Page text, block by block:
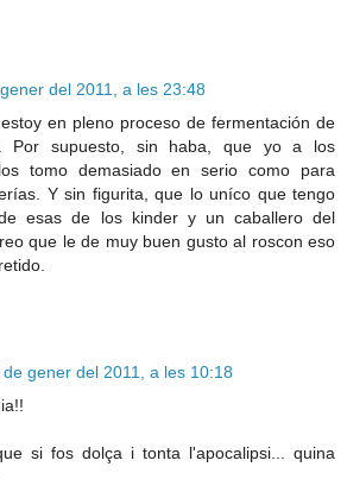
del 2011, a les 23:48
en pleno proceso de fermentación de
Por supuesto, sin haba, que yo a los
tomo demasiado en serio como para
Y sin figurita, que lo uníco que tengo
esas de los kinder y un caballero del
que le de muy buen gusto al roscon eso
de gener del 2011, a les 10:18
si fos dolça i tonta l'apocalipsi... quina